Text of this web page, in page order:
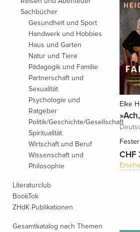
Sachbücher
Gesundheit und Sport
Handwerk und Hobbies
Haus und Garten
Natur und Tiere
Pädagogik und Familie
Partnerschaft und
Sexualität
Psychologie und
Ratgeber
Politik/Geschichte/Gesellschaft
Spiritualität
Wirtschaft und Beruf
Wissenschaft und
Philosophie
Literaturclub
BookTok
ZHdK Publikationen
Gesamtkatalog nach Themen
Elke
CHF